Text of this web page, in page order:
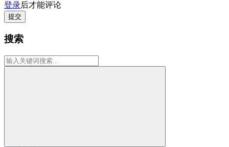
登录后才能评论
提交
搜索